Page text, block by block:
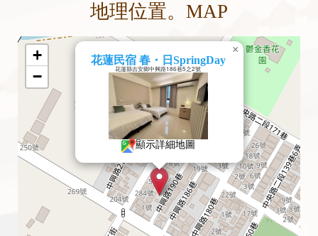
地理位置。MAP
花蓮民宿 春・日SpringDay
花蓮縣吉安鄉中興路186巷5之2號
顯示詳細地圖
×
+
−